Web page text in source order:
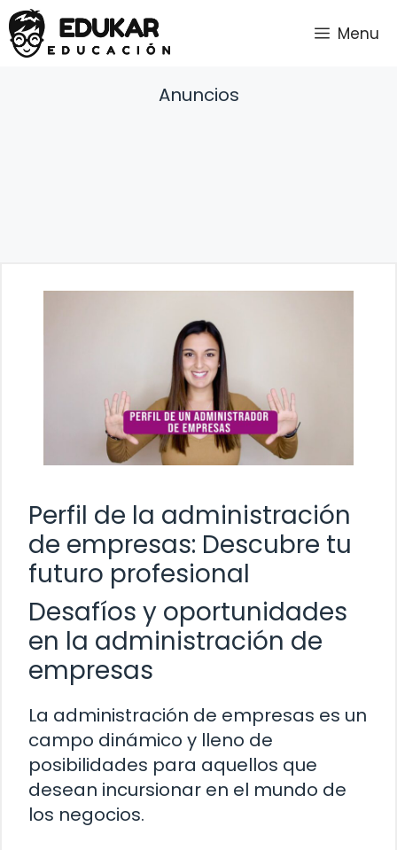
Saltar
al
contenido
Menu
Anuncios
Perfil de la administración
de empresas: Descubre tu
futuro profesional
Desafíos y oportunidades
en la administración de
empresas
La administración de empresas es un
campo dinámico y lleno de
posibilidades para aquellos que
desean incursionar en el mundo de
los negocios.